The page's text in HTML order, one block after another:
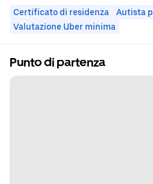
Certificato di residenza
Autista
Valutazione Uber minima
Punto di partenza